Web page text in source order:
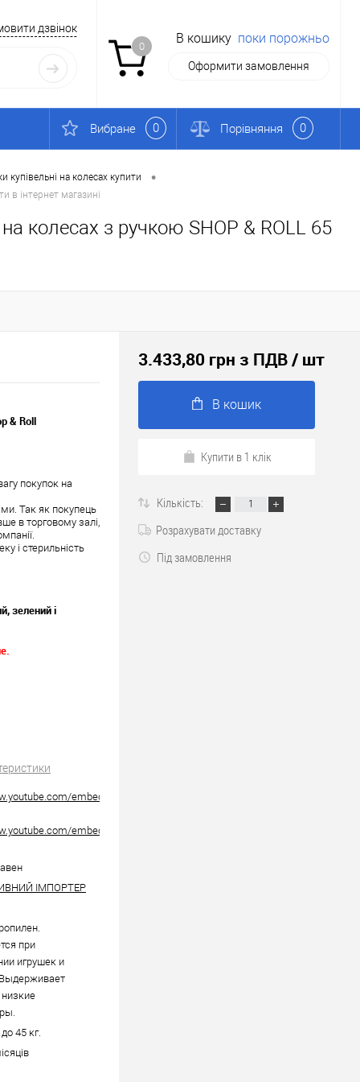
дзвінок
0
В кошику поки порожньо
Оформити замовлення
Вибране 0 Порівняння 0
купівельні на колесах купити •
в інтернет магазині
колесах з ручкою SHOP & ROLL 65
& Roll
покупок на
Так як покупець
в торговому залі,
і стерильність
зелений і
embed/W3bF7SNabKc
embed/A-
ІМПОРТЕР
при
игрушек и
45 кг.
3.433,80 грн з ПДВ/ шт
В кошик
Купити в 1 клік
Кількість:
Розрахувати доставку
Під замовлення